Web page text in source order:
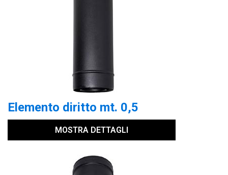
Elemento diritto mt. 0,5
MOSTRA DETTAGLI